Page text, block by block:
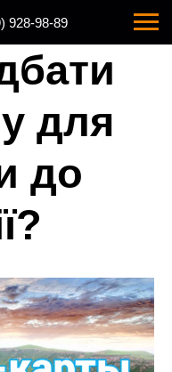
928-98-89
928-98-89
для
до